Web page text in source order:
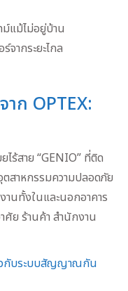
แม้ไม่อยู่บ้าน
จากระยะไกล
ก OPTEX:
ร้สาย “GENIO” ที่ติด
สาหกรรมความปลอดภัย
นทั้งในและนอกอาคาร
ย ร้านค้า สำนักงาน
วกับระบบสัญญาณกัน